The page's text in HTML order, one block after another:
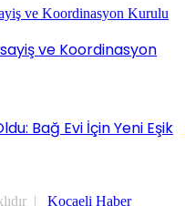
ve Koordinasyon
Bağ Evi İçin Yeni Eşik
| Kocaeli Haber